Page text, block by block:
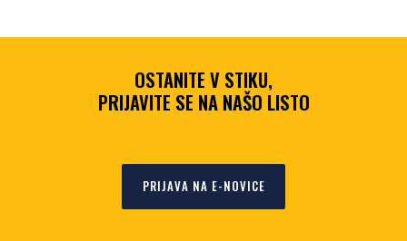
OSTANITE V STIKU,
PRIJAVITE SE NA NAŠO LISTO
PRIJAVA NA E-NOVICE